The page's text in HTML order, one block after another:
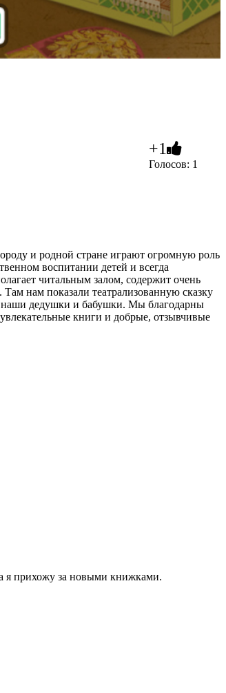
+1
Голосов: 1
и родной стране играют огромную роль
воспитании детей и всегда
читальным залом, содержит очень
нам показали театрализованную сказку
дедушки и бабушки. Мы благодарны
книги и добрые, отзывчивые
я прихожу за новыми книжками.